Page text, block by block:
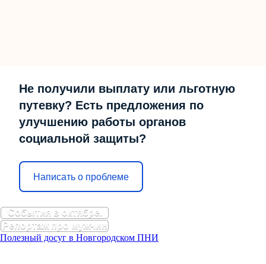
Не получили выплату или льготную
путевку? Есть предложения по
улучшению работы органов
социальной защиты?
Написать о проблеме
События в октябре.
Репортаж про мужчин
Полезный досуг в Новгородском ПНИ